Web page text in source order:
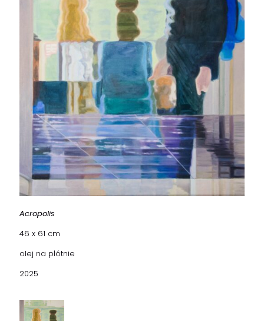
Acropolis
46 x 61 cm
olej na płótnie
2025